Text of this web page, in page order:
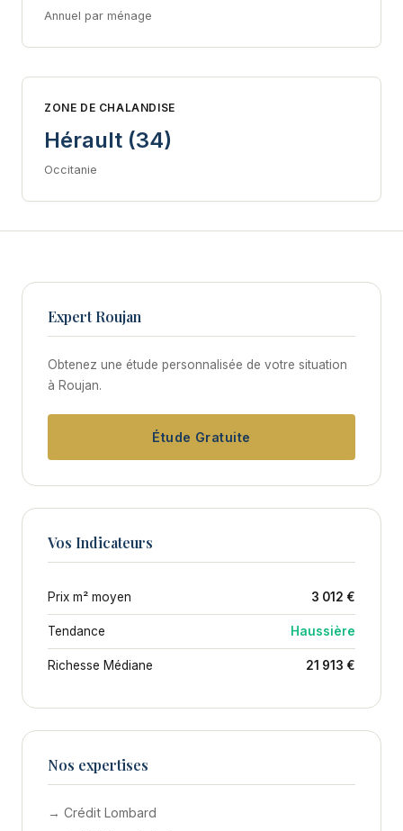
Annuel par ménage
ZONE DE CHALANDISE
Hérault (34)
Occitanie
Expert Roujan
Obtenez une étude personnalisée de votre situation
à Roujan.
Étude Gratuite
Vos Indicateurs
Prix m² moyen 3 012 €
Tendance Haussière
Richesse Médiane 21 913 €
Nos expertises
→ Crédit Lombard